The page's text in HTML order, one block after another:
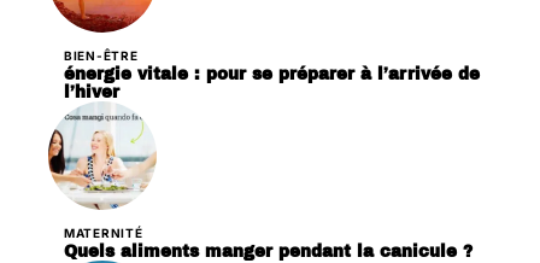
BIEN-ÊTRE
énergie vitale : pour se préparer à l’arrivée de
l’hiver
MATERNITÉ
Quels aliments manger pendant la canicule ?